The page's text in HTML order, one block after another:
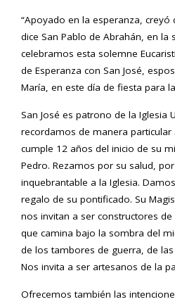
“Apoyado en la esperanza, creyó
dice San Pablo de Abrahán, en la
celebramos esta solemne
de Esperanza con San José,
María, en este día de fiesta para
San José es patrono de la Iglesia
recordamos de manera particular
cumple 12 años del inicio de su
Pedro. Rezamos por su salud,
inquebrantable a la Iglesia.
regalo de su pontificado. Su
nos invitan a ser constructores
que camina bajo la sombra del
de los tambores de guerra, de
Nos invita a ser artesanos de la
Ofrecemos también las